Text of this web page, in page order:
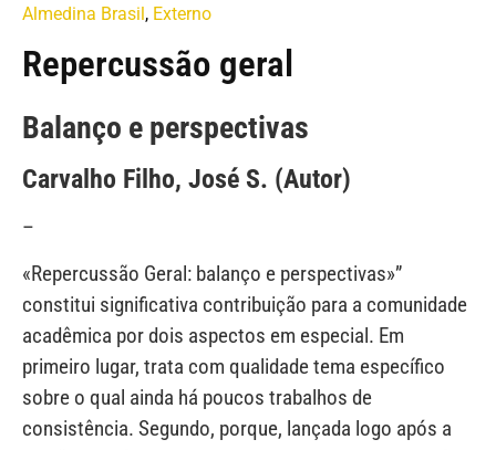
Almedina Brasil, Externo
Repercussão geral
Balanço e perspectivas
Carvalho Filho, José S. (Autor)
–
«Repercussão Geral: balanço e perspectivas»”
constitui significativa contribuição para a comunidade
acadêmica por dois aspectos em especial. Em
primeiro lugar, trata com qualidade tema específico
sobre o qual ainda há poucos trabalhos de
consistência. Segundo, porque, lançada logo após a